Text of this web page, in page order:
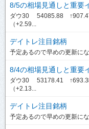
8/5の相場見通しと重要
ダウ30 54085.88
（+2.59...
デイトレ注目銘柄
予定あるので早めの更新に
8/4の相場見通しと重要
ダウ30 53178.41
（+2.13...
デイトレ注目銘柄
予定あるので早めの更新に